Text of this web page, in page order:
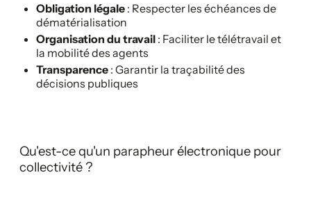
Obligation légale : Respecter les échéances de
dématérialisation
Organisation du travail : Faciliter le télétravail et
la mobilité des agents
Transparence : Garantir la traçabilité des
décisions publiques
Qu'est-ce qu'un parapheur électronique pour
collectivité ?